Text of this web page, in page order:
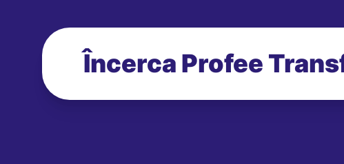
Încerca Profee